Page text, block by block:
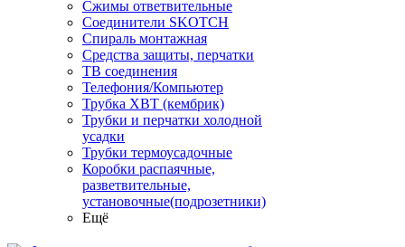
Сжимы ответвительные
Соединители SKOTCH
Спираль монтажная
Средства защиты, перчатки
ТВ соединения
Телефония/Компьютер
Трубка ХВТ (кембрик)
Трубки и перчатки холодной
усадки
Трубки термоусадочные
Коробки распаячные,
разветвительные,
установочные(подрозетники)
Ещё